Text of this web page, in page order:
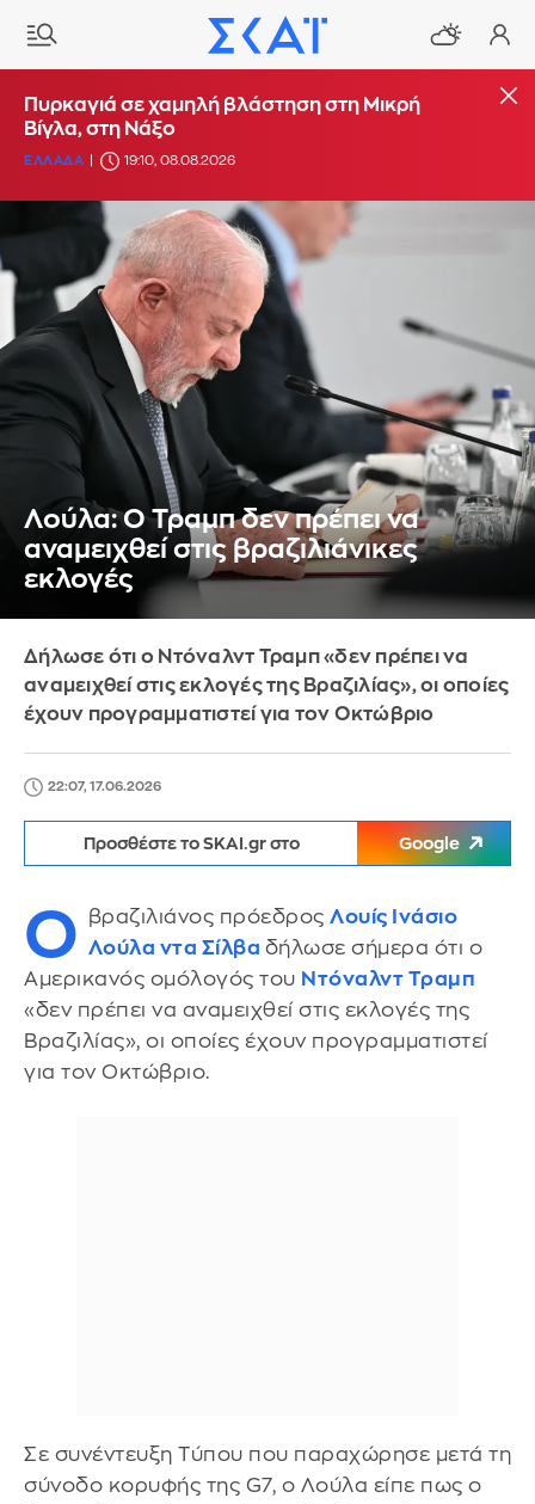
Πυρκαγιά σε χαμηλή βλάστηση στη Μικρή
Βίγλα, στη Νάξο
ΕΛΛΑΔΑ 19:10, 08.08.2026
Λούλα: O Τραμπ δεν πρέπει να
αναμειχθεί στις βραζιλιάνικες
εκλογές
Δήλωσε ότι ο Ντόναλντ Τραμπ «δεν πρέπει να
αναμειχθεί στις εκλογές της Βραζιλίας», οι οποίες
έχουν προγραμματιστεί για τον Οκτώβριο
22:07, 17.06.2026
Προσθέστε το SKAI.gr στο Google
Ο βραζιλιάνος πρόεδρος Λουίς Ινάσιο
Λούλα ντα Σίλβα δήλωσε σήμερα ότι ο
Αμερικανός ομόλογός του Ντόναλντ Τραμπ
«δεν πρέπει να αναμειχθεί στις εκλογές της
Βραζιλίας», οι οποίες έχουν προγραμματιστεί
για τον Οκτώβριο.
Σε συνέντευξη Τύπου που παραχώρησε μετά τη
σύνοδο κορυφής της G7, o Λούλα είπε πως ο